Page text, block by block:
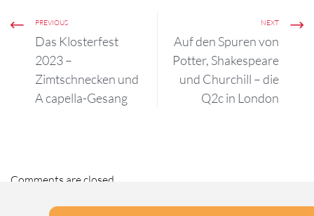
PREVIOUS
Das Klosterfest
2023 –
Zimtschnecken und
A capella-Gesang
NEXT
Auf den Spuren von
Potter, Shakespeare
und Churchill – die
Q2c in London
Comments are closed.